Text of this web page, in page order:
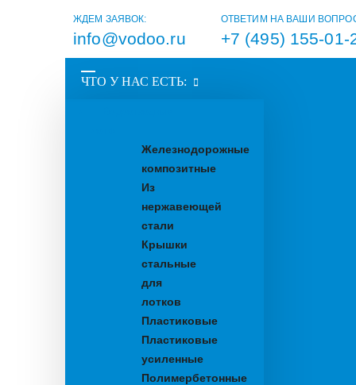
ЖДЕМ ЗАЯВОК:
info@vodoo.ru
ОТВЕТИМ НА ВАШИ
+7 (495) 155-01-
ЧТО У НАС ЕСТЬ:
Железнодорожные
композитные
Из
нержавеющей
стали
Крышки
стальные
для
лотков
Пластиковые
Пластиковые
усиленные
Полимербетонные